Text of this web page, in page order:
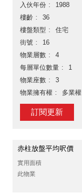
入伙年份
1988
樓齡
36
樓盤類型
住宅
街號
16
物業層數
4
每層單位數量
1
物業座數
3
物業擁有權
多業權
訂閱更新
赤柱放盤平均呎價
實用面積
此物業